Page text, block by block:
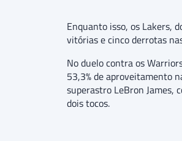
Enquanto isso, os Lakers,
vitórias e cinco derrotas
No duelo contra os
53,3% de aproveitamento
superastro LeBron James,
dois tocos.